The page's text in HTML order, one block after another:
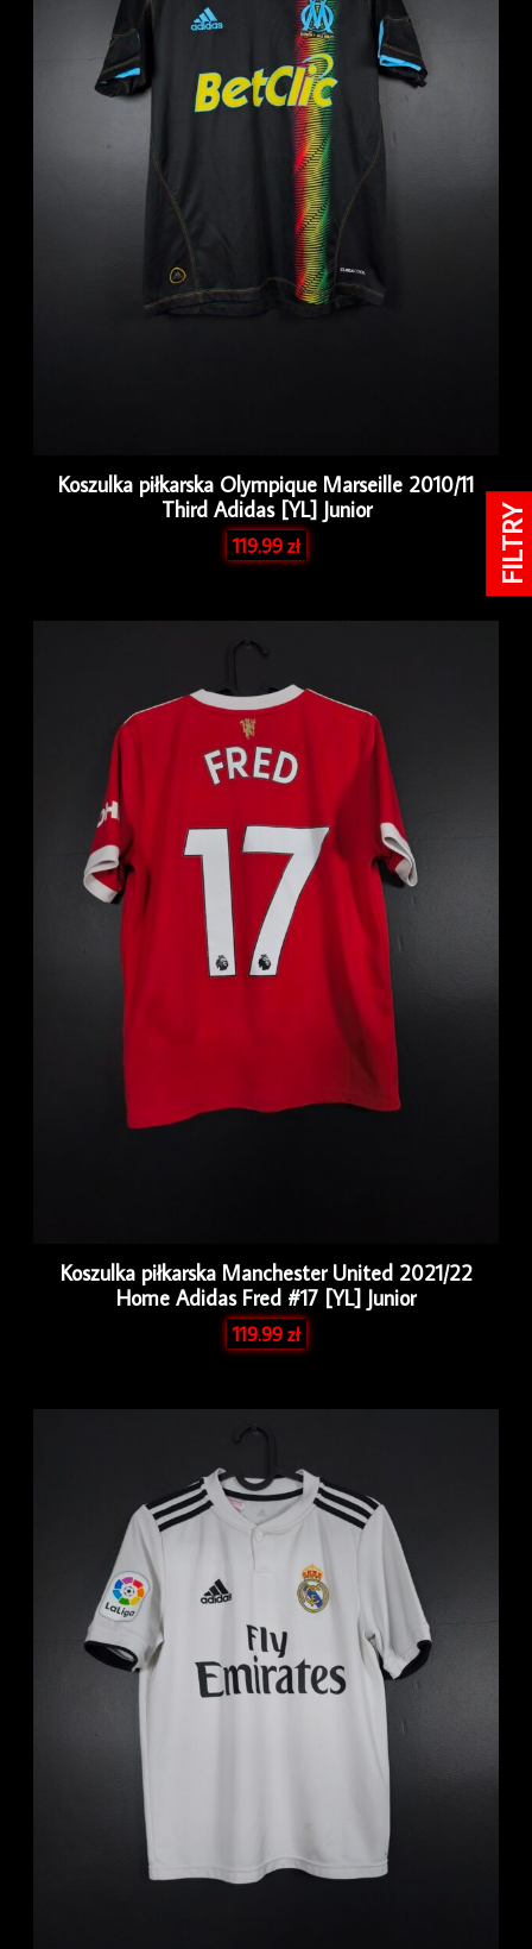
Koszulka piłkarska Olympique Marseille 2010/11
Third Adidas [YL] Junior
119.99zł
Koszulka piłkarska Manchester United 2021/22
Home Adidas Fred #17 [YL] Junior
119.99zł
FILTRY